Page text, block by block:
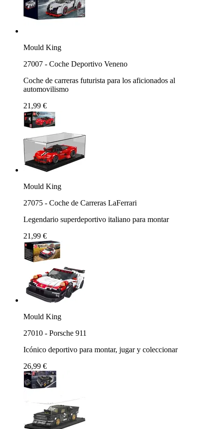
Mould King
27007 - Coche Deportivo Veneno
Coche de carreras futurista para los aficionados al
automovilismo
21,99 €
Mould King
27075 - Coche de Carreras LaFerrari
Legendario superdeportivo italiano para montar
21,99 €
Mould King
27010 - Porsche 911
Icónico deportivo para montar, jugar y coleccionar
26,99 €